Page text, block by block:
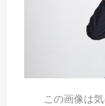
この画像は